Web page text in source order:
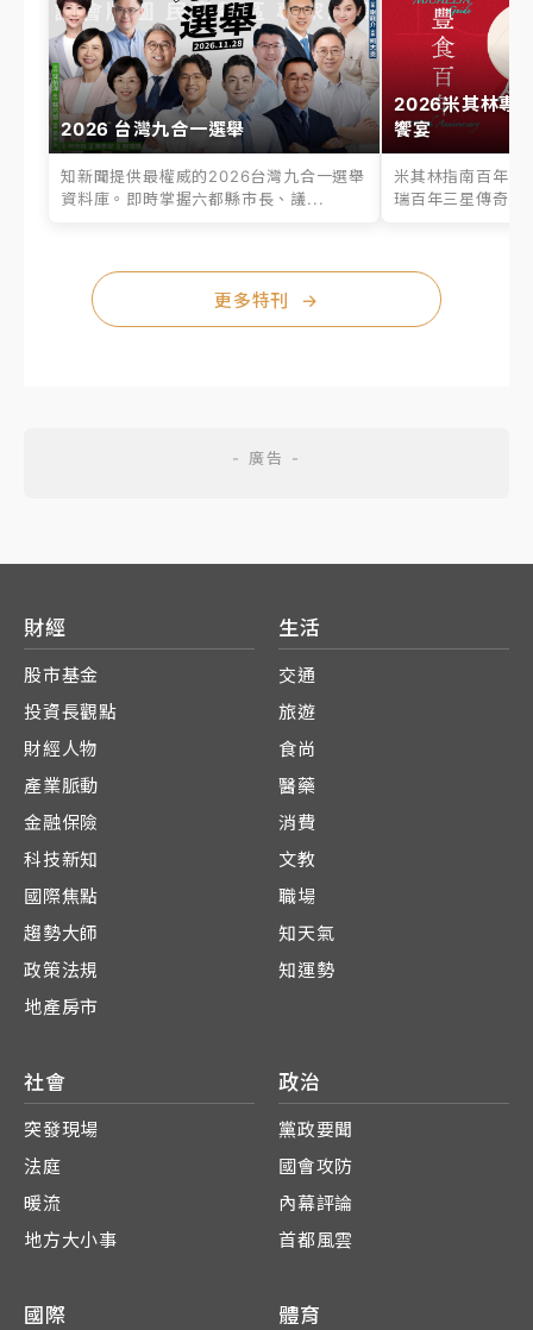
2026 台灣九合一選舉
知新聞提供最權威的2026台灣九合一選舉
資料庫。即時掌握六都縣市長、議...
2026米其林專
饗宴
米其林指南百年之
瑞百年三星傳奇、
更多特刊 →
財經
股市基金
投資長觀點
財經人物
產業脈動
金融保險
科技新知
國際焦點
趨勢大師
政策法規
地產房市
生活
交通
旅遊
食尚
醫藥
消費
文教
職場
知天氣
知運勢
社會
突發現場
法庭
暖流
地方大小事
政治
黨政要聞
國會攻防
內幕評論
首都風雲
國際 體育